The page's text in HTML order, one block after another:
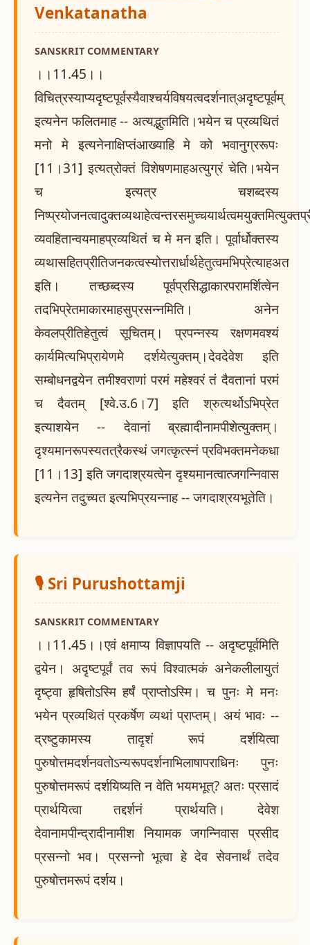
Venkatanatha
SANSKRIT COMMENTARY
।।11.45।।
विचित्रस्याप्यदृष्टपूर्वस्यैवाश्चर्यविषयत्वदर्शनात्अदृष्टपूर्वम्
इत्यनेन फलितमाह -- अत्यद्भुतमिति।भयेन च प्रव्यथितं
मनो मे इत्यनेनाक्षिप्तंआख्याहि मे को भवानुग्ररूपः
[11।31] इत्यत्रोक्तं विशेषणमाहअत्युग्रं चेति।भयेन
च इत्यत्र चशब्दस्य
व्यवहितान्वयमाहप्रव्यथितं च मे मन इति। पूर्वार्धोक्तस्य
व्यथासहितप्रीतिजनकत्वस्योत्तरार्धार्थहेतुत्वमभिप्रेत्याहअत
इति। तच्छब्दस्य पूर्वप्रसिद्धाकारपरामर्शित्वेन
तदभिप्रेतमाकारमाहसुप्रसन्नमिति। अनेन
केवलप्रीतिहेतुत्वं सूचितम्। प्रपन्नस्य रक्षणमवश्यं
कार्यमित्यभिप्रायेणमे दर्शयेत्युक्तम्।देवदेवेश इति
सम्बोधनद्वयेन तमीश्वराणां परमं महेश्वरं तं दैवतानां परमं
च दैवतम् [श्वे.उ.6।7] इति श्रुत्यर्थोऽभिप्रेत
इत्याशयेन -- देवानां ब्रह्मादीनामपीशेत्युक्तम्।
दृश्यमानरूपस्यतत्रैकस्थं जगत्कृत्स्नं प्रविभक्तमनेकधा
[11।13] इति जगदाश्रयत्वेन दृश्यमानत्वात्जगन्निवास
इत्यनेन तदुच्यत इत्यभिप्रयन्नाह -- जगदाश्रयभूतेति।
🎙️ Sri Purushottamji
SANSKRIT COMMENTARY
।।11.45।।एवं क्षमाप्य विज्ञापयति -- अदृष्टपूर्वमिति
द्वयेन। अदृष्टपूर्वं तव रूपं विश्वात्मकं अनेकलीलायुतं
दृष्ट्वा हृषितोऽस्मि हर्षं प्राप्तोऽस्मि। च पुनः मे मनः
भयेन प्रव्यथितं प्रकर्षेण व्यथां प्राप्तम्। अयं भावः --
द्रष्टुकामस्य तादृशं रूपं दर्शयित्वा
पुरुषोत्तमदर्शनवतोऽन्यरूपदर्शनाभिलाषापराधिनः पुनः
पुरुषोत्तमरूपं दर्शयिष्यति न वेति भयमभूत्? अतः प्रसादं
प्रार्थयित्वा तद्दर्शनं प्रार्थयति। देवेश
देवानामपीन्द्रादीनामीश नियामक जगन्निवास प्रसीद
प्रसन्नो भव। प्रसन्नो भूत्वा हे देव सेवनार्थं तदेव
पुरुषोत्तमरूपं दर्शय।